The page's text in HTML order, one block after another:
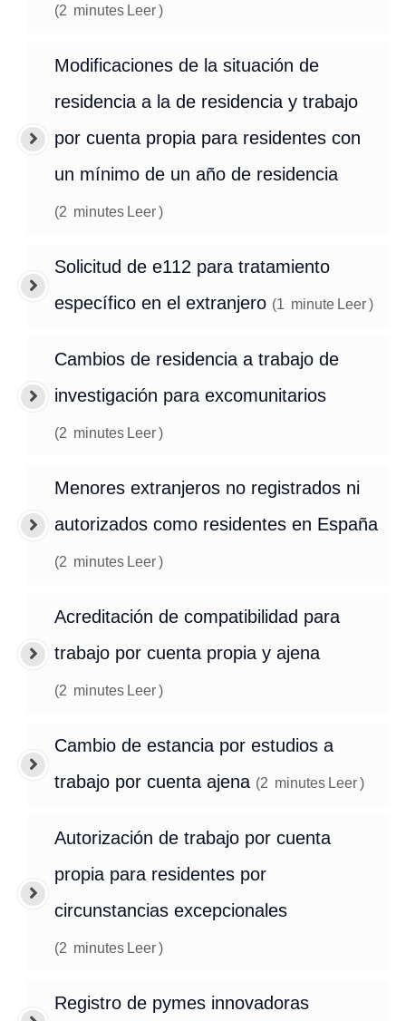
(2 minutes Leer)
Modificaciones de la situación de
residencia a la de residencia y trabajo
por cuenta propia para residentes con
un mínimo de un año de residencia
(2 minutes Leer)
Solicitud de e112 para tratamiento
específico en el extranjero (1 minute Leer)
Cambios de residencia a trabajo de
investigación para excomunitarios
(2 minutes Leer)
Menores extranjeros no registrados ni
autorizados como residentes en España
(2 minutes Leer)
Acreditación de compatibilidad para
trabajo por cuenta propia y ajena
(2 minutes Leer)
Cambio de estancia por estudios a
trabajo por cuenta ajena (2 minutes Leer)
Autorización de trabajo por cuenta
propia para residentes por
circunstancias excepcionales
(2 minutes Leer)
Registro de pymes innovadoras